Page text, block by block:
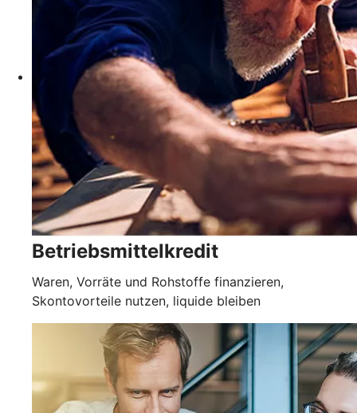
Betriebsmittelkredit
Waren, Vorräte und Rohstoffe finanzieren,
Skontovorteile nutzen, liquide bleiben